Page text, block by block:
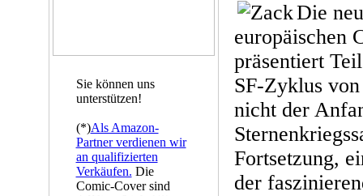
Sie können uns
unterstützen!
(*)Als Amazon-
Partner verdienen wir
an qualifizierten
Verkäufen. Die
Comic-Cover sind
Die
europäischen
präsentiert
SF-Zyklus
nicht der
Fortsetzung,
der